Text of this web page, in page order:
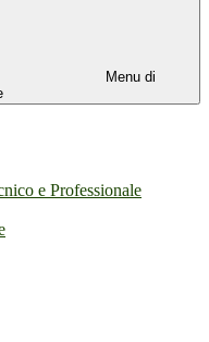
Menu di
e Professionale